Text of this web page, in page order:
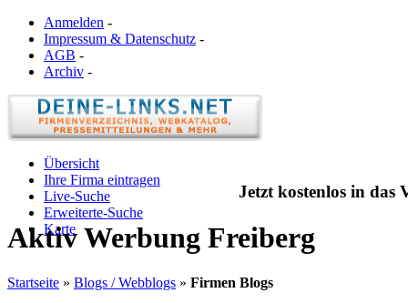
Anmelden -
Impressum & Datenschutz -
AGB -
Archiv -
Übersicht
Ihre Firma eintragen
Live-Suche
Erweiterte-Suche
Karte
Jetzt kostenlos in das
Aktiv Werbung Freiberg
Startseite » Blogs / Webblogs » Firmen Blogs